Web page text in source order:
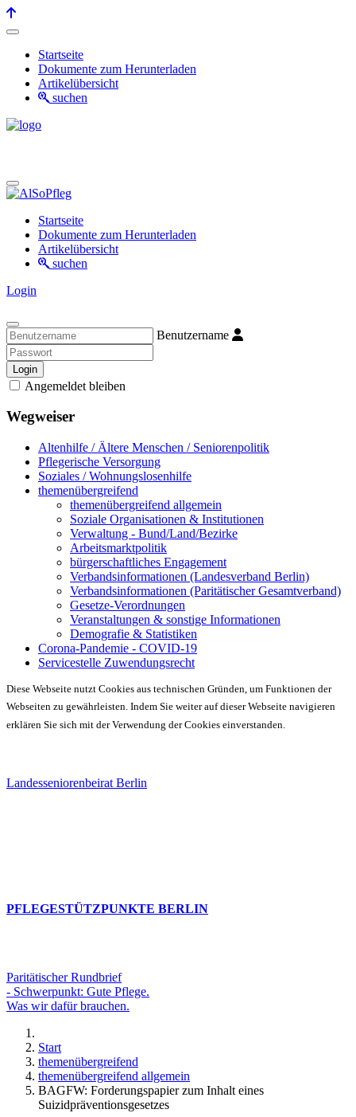
Startseite
Dokumente zum Herunterladen
Artikelübersicht
suchen
Startseite
Dokumente zum Herunterladen
Artikelübersicht
suchen
Login
Benutzername
Login
Angemeldet bleiben
Wegweiser
Altenhilfe / Ältere Menschen / Seniorenpolitik
Pflegerische Versorgung
Soziales / Wohnungslosenhilfe
themenübergreifend
themenübergreifend allgemein
Soziale Organisationen & Institutionen
Verwaltung - Bund/Land/Bezirke
Arbeitsmarktpolitik
bürgerschaftliches Engagement
Verbandsinformationen (Landesverband Berlin)
Verbandsinformationen (Paritätischer Gesamtverband)
Gesetze-Verordnungen
Veranstaltungen & sonstige Informationen
Demografie & Statistiken
Corona-Pandemie - COVID-19
Servicestelle Zuwendungsrecht
Diese Webseite nutzt Cookies aus technischen Gründen, um Funktionen der
Webseiten zu gewährleisten. Indem Sie weiter auf dieser Webseite navigieren
erklären Sie sich mit der Verwendung der Cookies einverstanden.
Landesseniorenbeirat Berlin
PFLEGESTÜTZPUNKTE BERLIN
Paritätischer Rundbrief
- Schwerpunkt: Gute Pflege.
Was wir dafür brauchen.
Start
themenübergreifend
themenübergreifend allgemein
BAGFW: Forderungspapier zum Inhalt eines
Suizidpräventionsgesetzes